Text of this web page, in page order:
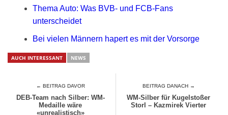
Thema Auto: Was BVB- und FCB-Fans
unterscheidet
Bei vielen Männern hapert es mit der Vorsorge
AUCH INTERESSANT NEWS
← BEITRAG DAVOR
DEB-Team nach Silber: WM-
Medaille wäre
«unrealistisch»
BEITRAG DANACH →
WM-Silber für Kugelstoßer
Storl – Kazmirek Vierter